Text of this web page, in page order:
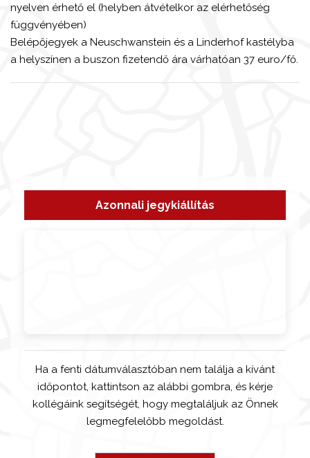
Azonnali jegykiállítás
Ha a fenti dátumválasztóban nem találja a kívánt
időpontot, kattintson az alábbi gombra, és kérje
kollégáink segítségét, hogy megtaláljuk az Önnek
legmegfelelőbb megoldást.
nyelven érhető el (helyben átvételkor az elérhetőség
függvényében)
Belépőjegyek a Neuschwanstein és a Linderhof kastélyba
a helyszínen a buszon fizetendő ára várhatóan 37 euro/fő.